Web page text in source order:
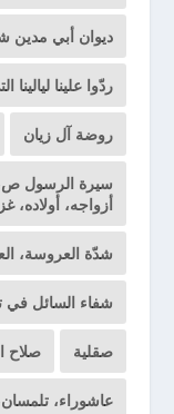
ديوان أبي مدين
ردّوا علينا
روضة آل زيان
سيرة الرسول ص،
أزواجه، أولاده،
شدّة العروسة،
شفاء السائل في
صقلية صلاح
عاشوراء،